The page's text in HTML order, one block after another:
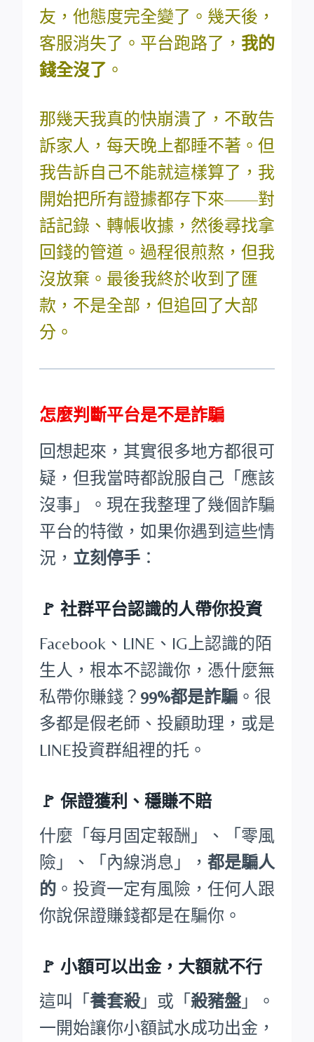
友，他態度完全變了。幾天後，
客服消失了。平台跑路了， 我的
錢全沒了 。
那幾天我真的快崩潰了，不敢告
訴家人，每天晚上都睡不著。但
我告訴自己不能就這樣算了，我
開始把所有證據都存下來——對
話記錄、轉帳收據，然後尋找拿
回錢的管道。過程很煎熬，但我
沒放棄。最後我終於收到了匯
款，不是全部，但追回了大部
分。
怎麼判斷平台是不是詐騙
回想起來，其實很多地方都很可
疑，但我當時都說服自己「應該
沒事」。現在我整理了幾個詐騙
平台的特徵，如果你遇到這些情
況， 立刻停手 ：
🚩 社群平台認識的人帶你投資
Facebook、LINE、IG上認識的陌
生人，根本不認識你，憑什麼無
私帶你賺錢？ 99%都是詐騙 。很
多都是假老師、投顧助理，或是
LINE投資群組裡的托。
🚩 保證獲利、穩賺不賠
什麼「每月固定報酬」、「零風
險」、「內線消息」， 都是騙人
的 。投資一定有風險，任何人跟
你說保證賺錢都是在騙你。
🚩 小額可以出金，大額就不行
這叫「 養套殺」或「 殺豬盤 」。
一開始讓你小額試水成功出金，